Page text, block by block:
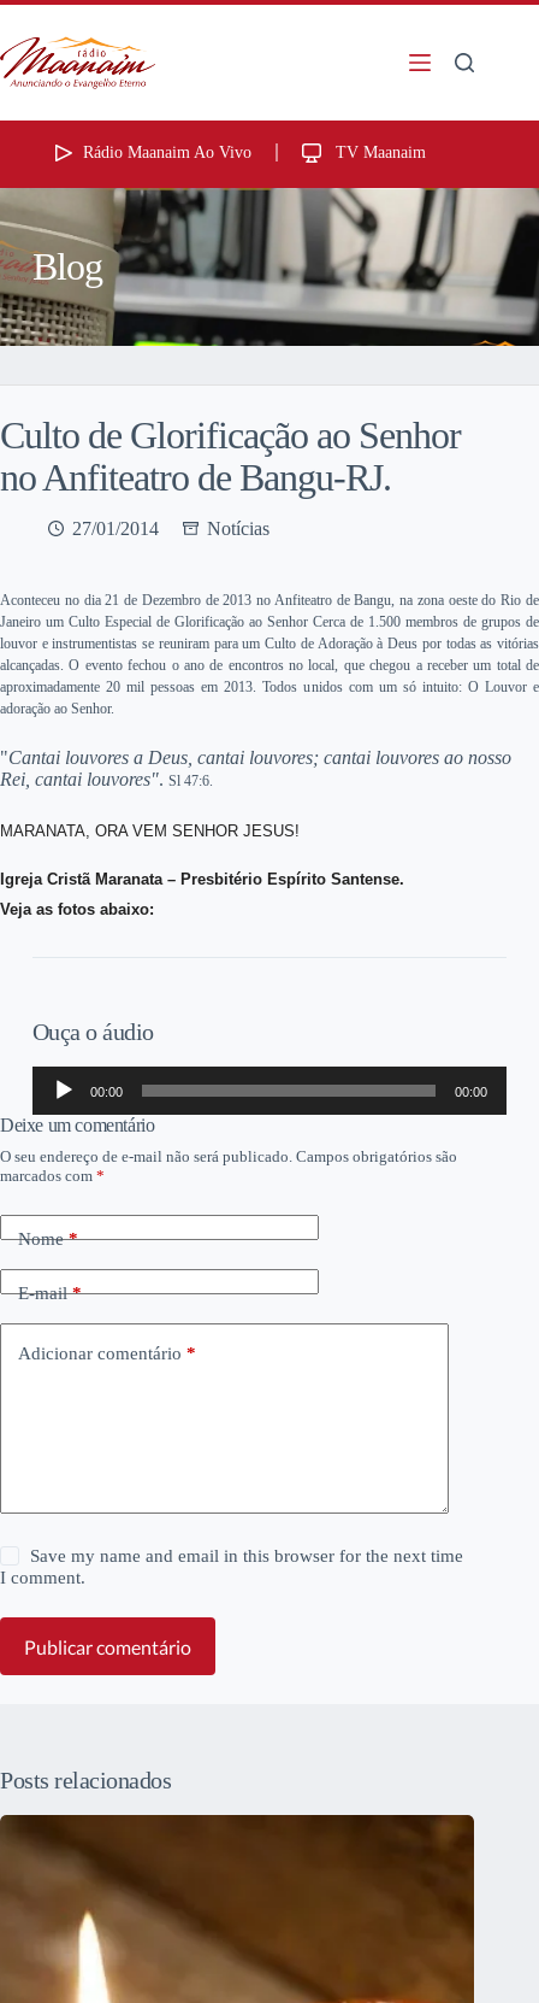
Rádio Maanaim Ao Vivo TV Maanaim
Blog
Culto de Glorificação ao Senhor
no Anfiteatro de Bangu-RJ.
27/01/2014 Notícias
Aconteceu no dia 21 de Dezembro de 2013 no Anfiteatro de Bangu, na zona oeste do Rio de
Janeiro um Culto Especial de Glorificação ao Senhor Cerca de 1.500 membros de grupos de
louvor e instrumentistas se reuniram para um Culto de Adoração à Deus por todas as vitórias
alcançadas. O evento fechou o ano de encontros no local, que chegou a receber um total de
aproximadamente 20 mil pessoas em 2013. Todos unidos com um só intuito: O Louvor e
adoração ao Senhor.
"Cantai louvores a Deus, cantai louvores; cantai louvores ao nosso
Rei, cantai louvores". Sl 47:6.
MARANATA, ORA VEM SENHOR JESUS!
Igreja Cristã Maranata – Presbitério Espírito Santense.
Veja as fotos abaixo:
Ouça o áudio
Tocador
áudio
00:00 00:00
Deixe um comentário
O seu endereço de e-mail não será publicado. Campos obrigatórios são
marcados com *
Nome*
E-mail*
Adicionar comentário *
Save my name and email in this browser for the next time
I comment.
Publicar comentário
Posts relacionados